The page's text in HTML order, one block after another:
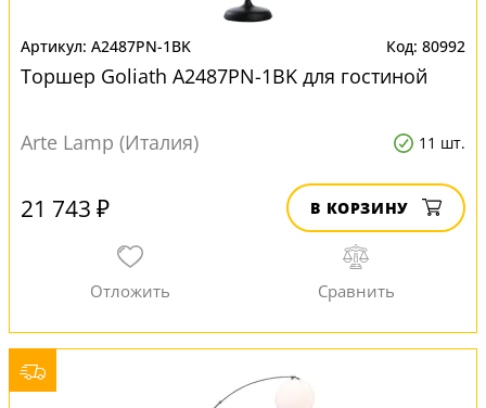
A2487PN-1BK 80992
Торшер Goliath A2487PN-1BK для гостиной
Arte Lamp (Италия) 11 шт.
21 743 ₽ В КОРЗИНУ